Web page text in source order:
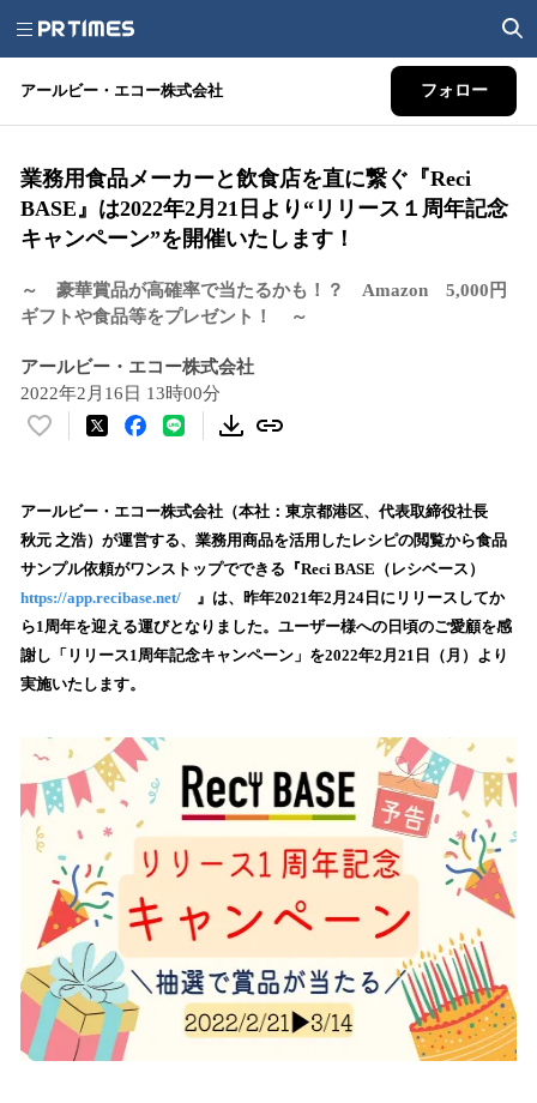
アールビー・エコー株式会社 フォロー
業務用食品メーカーと飲食店を直に繋ぐ『Reci
BASE』は2022年2月21日より“リリース１周年記念
キャンペーン”を開催いたします！
～ 豪華賞品が高確率で当たるかも！？ Amazon 5,000円
ギフトや食品等をプレゼント！ ～
アールビー・エコー株式会社
2022年2月16日 13時00分
い
！
数
を
み
込
み
中
す
アールビー・エコー株式会社（本社：東京都港区、代表取締役社長
秋元 之浩）が運営する、業務用商品を活用したレシピの閲覧から食品
サンプル依頼がワンストップでできる『Reci BASE（レシベース）
https://app.recibase.net/ 』は、昨年2021年2月24日にリリースしてか
ら1周年を迎える運びとなりました。ユーザー様への日頃のご愛顧を感
謝し「リリース1周年記念キャンペーン」を2022年2月21日（月）より
実施いたします。